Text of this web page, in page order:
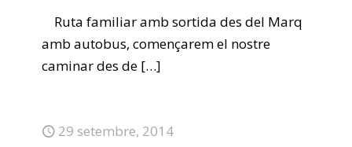
Ruta familiar amb sortida des del Marq
amb autobus, començarem el nostre
caminar des de […]
29 setembre, 2014